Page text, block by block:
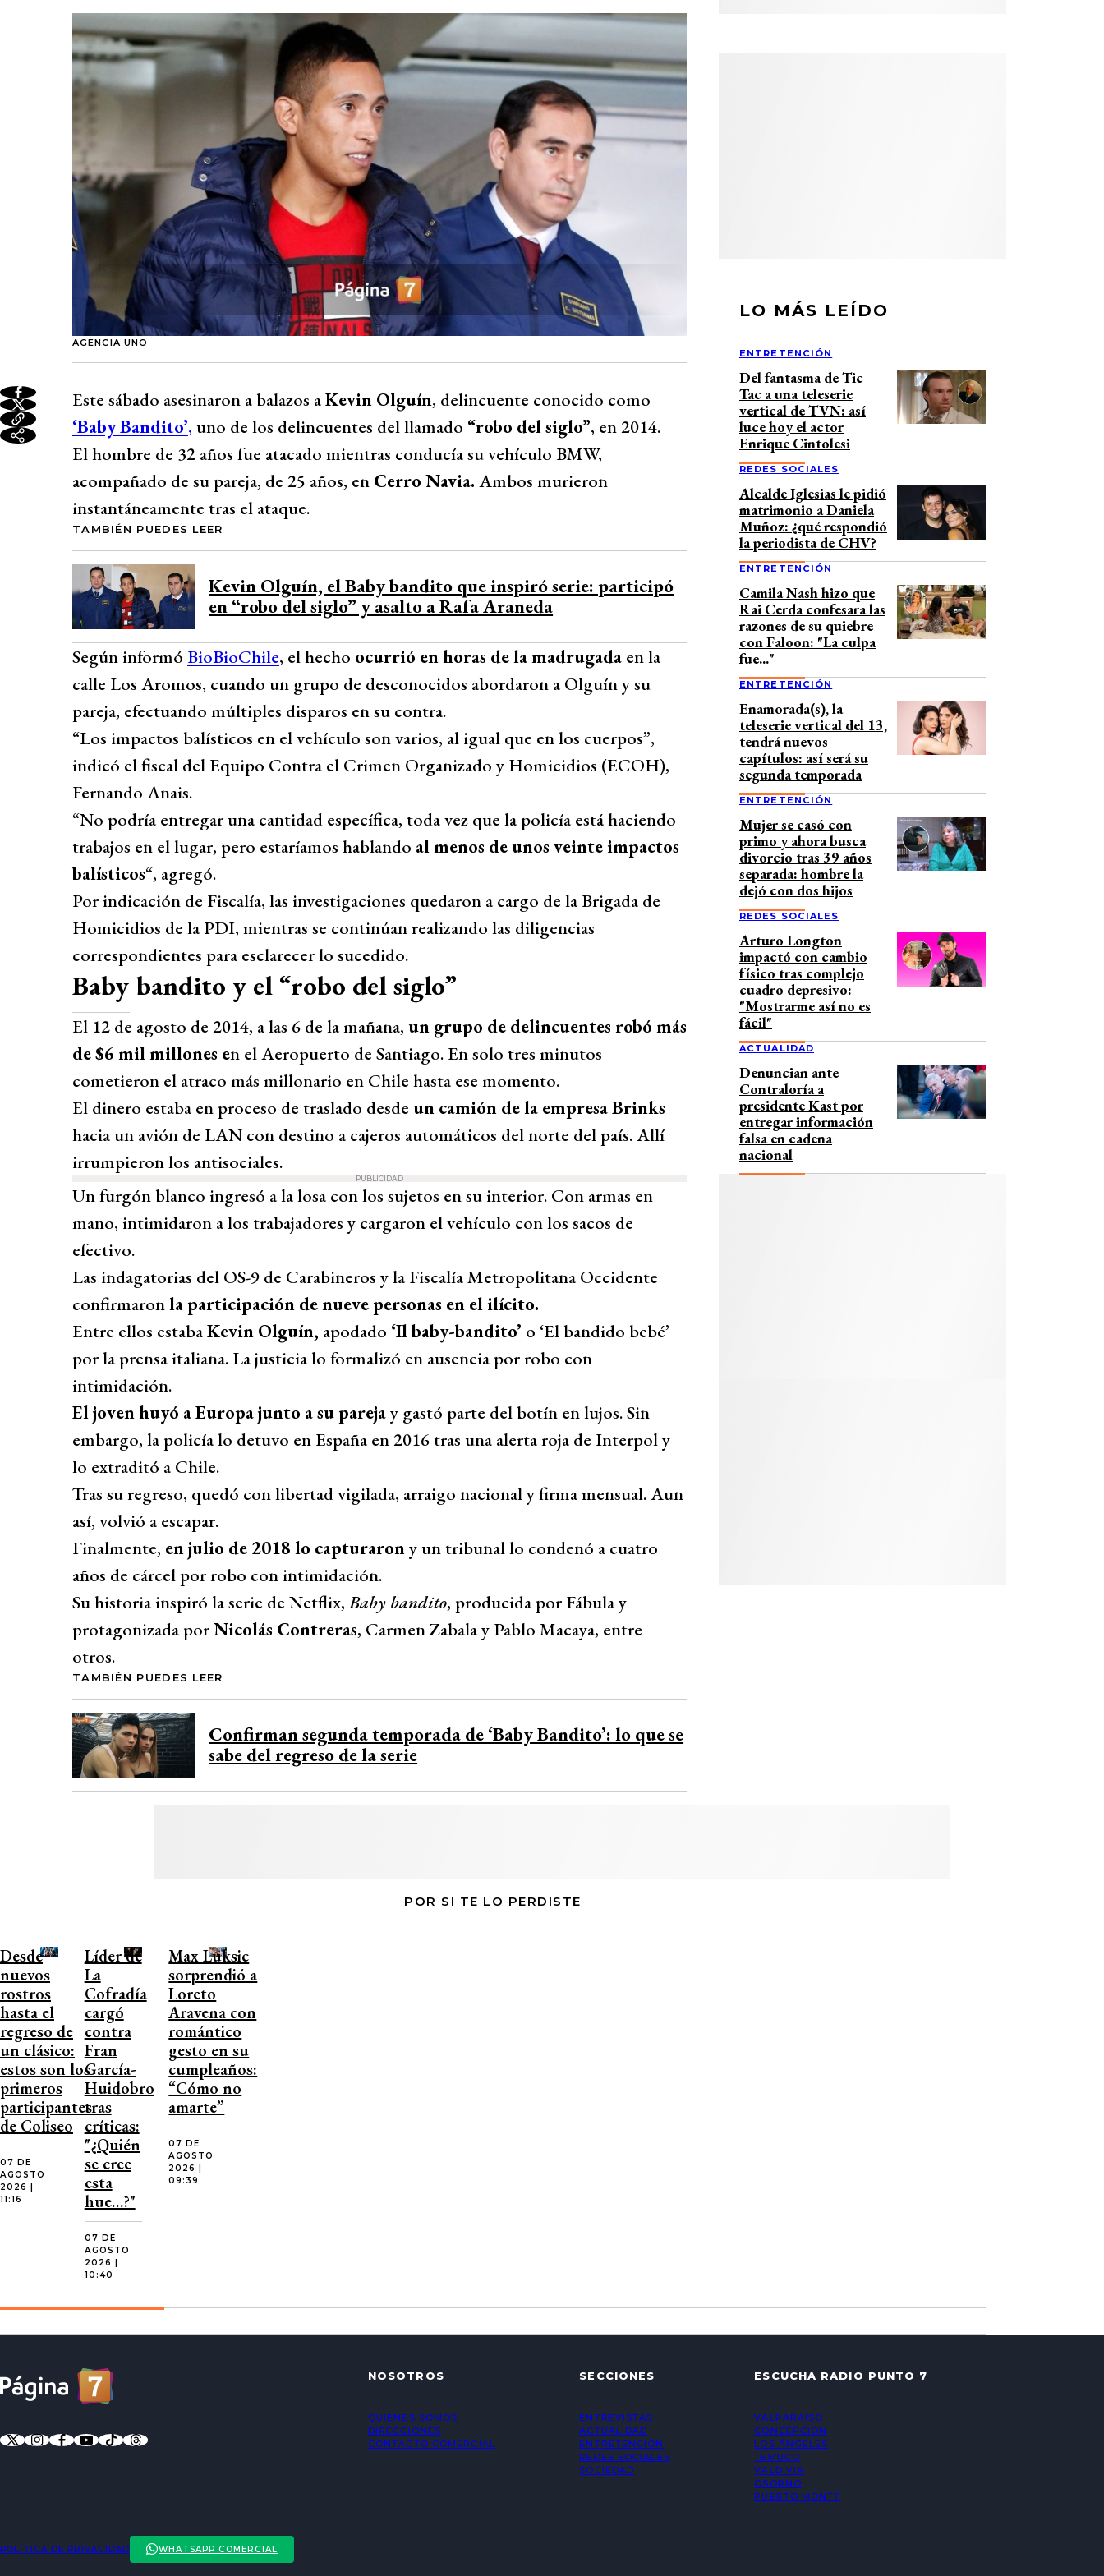
AGENCIA UNO
Este sábado asesinaron a balazos aKevin Olguín, delincuente conocido como
‘Baby Bandito’, uno de los delincuentes del llamado “robo del siglo”, en 2014.
El hombre de 32 años fue atacado mientras conducía su vehículo BMW,
acompañado de su pareja, de 25 años, en Cerro Navia. Ambos murieron
instantáneamente tras el ataque.
TAMBIÉN PUEDES LEER
Kevin Olguín, el Baby bandito que inspiró serie: participó
en “robo del siglo” y asalto a Rafa Araneda
Según informó BioBioChile, el hecho ocurrió en horas de la madrugada en la
calle Los Aromos, cuando un grupo de desconocidos abordaron a Olguín y su
pareja, efectuando múltiples disparos en su contra.
“Los impactos balísticos en el vehículo son varios, al igual que en los cuerpos”,
indicó el fiscal del Equipo Contra el Crimen Organizado y Homicidios (ECOH),
Fernando Anais.
“No podría entregar una cantidad específica, toda vez que la policía está haciendo
trabajos en el lugar, pero estaríamos hablando al menos de unos veinte impactos
balísticos“, agregó.
Por indicación de Fiscalía, las investigaciones quedaron a cargo de la Brigada de
Homicidios de la PDI, mientras se continúan realizando las diligencias
correspondientes para esclarecer lo sucedido.
Baby bandito y el “robo del siglo”
El 12 de agosto de 2014, a las 6 de la mañana, un grupo de delincuentes robó más
de $6 mil millones en el Aeropuerto de Santiago. En solo tres minutos
cometieron el atraco más millonario en Chile hasta ese momento.
El dinero estaba en proceso de traslado desde un camión de la empresa Brinks
hacia un avión de LAN con destino a cajeros automáticos del norte del país. Allí
irrumpieron los antisociales.
PUBLICIDAD
Un furgón blanco ingresó a la losa con los sujetos en su interior. Con armas en
mano, intimidaron a los trabajadores y cargaron el vehículo con los sacos de
efectivo.
Las indagatorias del OS-9 de Carabineros y la Fiscalía Metropolitana Occidente
confirmaronla participación de nueve personas en el ilícito.
Entre ellos estabaKevin Olguín, apodado ‘Il baby-bandito’ o ‘El bandido bebé’
por la prensa italiana. La justicia lo formalizó en ausencia por robo con
intimidación.
El joven huyó a Europa junto a su parejay gastó parte del botín en lujos. Sin
embargo, la policía lo detuvo en España en 2016 tras una alerta roja de Interpol y
lo extraditó a Chile.
Tras su regreso, quedó con libertad vigilada, arraigo nacional y firma mensual. Aun
así, volvió a escapar.
Finalmente, en julio de 2018 lo capturarony un tribunal lo condenó a cuatro
años de cárcel por robo con intimidación.
Su historia inspiró la serie de Netflix,Baby bandito, producida por Fábula y
protagonizada porNicolás Contreras, Carmen Zabala y Pablo Macaya, entre
otros.
TAMBIÉN PUEDES LEER
Confirman segunda temporada de ‘Baby Bandito’: lo que se
sabe del regreso de la serie
LO MÁS LEÍDO
ENTRETENCIÓN
Del fantasma de Tic
Tac a una teleserie
vertical de TVN: así
luce hoy el actor
Enrique Cintolesi
REDES SOCIALES
Alcalde Iglesias le pidió
matrimonio a Daniela
Muñoz: ¿qué respondió
la periodista de CHV?
ENTRETENCIÓN
Camila Nash hizo que
Rai Cerda confesara las
razones de su quiebre
con Faloon: "La culpa
fue..."
ENTRETENCIÓN
Enamorada(s), la
teleserie vertical del 13,
tendrá nuevos
capítulos: así será su
segunda temporada
ENTRETENCIÓN
Mujer se casó con
primo y ahora busca
divorcio tras 39 años
separada: hombre la
dejó con dos hijos
REDES SOCIALES
Arturo Longton
impactó con cambio
físico tras complejo
cuadro depresivo:
"Mostrarme así no es
fácil"
ACTUALIDAD
Denuncian ante
Contraloría a
presidente Kast por
entregar información
falsa en cadena
nacional
POR SI TE LO PERDISTE
Desde
nuevos
rostros
hasta el
regreso de
un clásico:
estos son los
primeros
participantes
de Coliseo
07 DE
AGOSTO
2026 |
11:16
Líder de
La
Cofradía
cargó
contra
Fran
García-
Huidobro
tras
críticas:
"¿Quién
se cree
esta
hue…?"
07 DE
AGOSTO
2026 |
10:40
Max Luksic
sorprendió a
Loreto
Aravena con
romántico
gesto en su
cumpleaños:
“Cómo no
amarte”
07 DE
AGOSTO
2026 |
09:39
NOSOTROS
QUIÉNES SOMOS
DIRECCIONES
CONTACTO COMERCIAL
SECCIONES
ENTREVISTAS
ACTUALIDAD
ENTRETENCIÓN
REDES SOCIALES
SOCIEDAD
ESCUCHA RADIO PUNTO 7
VALPARAÍSO
CONCEPCIÓN
LOS ÁNGELES
TEMUCO
VALDIVIA
OSORNO
PUERTO MONTT
POLÍTICA DE PRIVACIDAD WHATSAPP COMERCIAL